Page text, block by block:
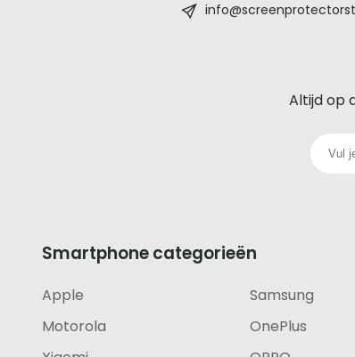
iedere
telefoon
footer
Altijd op
Smartphone categorieën
Apple
Samsung
Motorola
OnePlus